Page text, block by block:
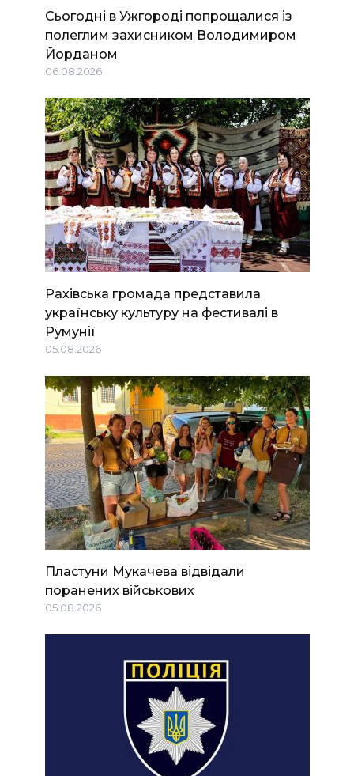
Сьогодні в Ужгороді попрощалися із
полеглим захисником Володимиром
Йорданом
06.08.2026
Рахівська громада представила
українську культуру на фестивалі в
Румунії
05.08.2026
Пластуни Мукачева відвідали
поранених військових
05.08.2026